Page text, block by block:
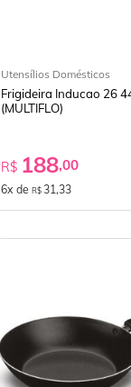
Utensílios Domésticos
Frigideira Inducao 26
(MULTIFLO)
R$ 188,00
6x de R$31,33